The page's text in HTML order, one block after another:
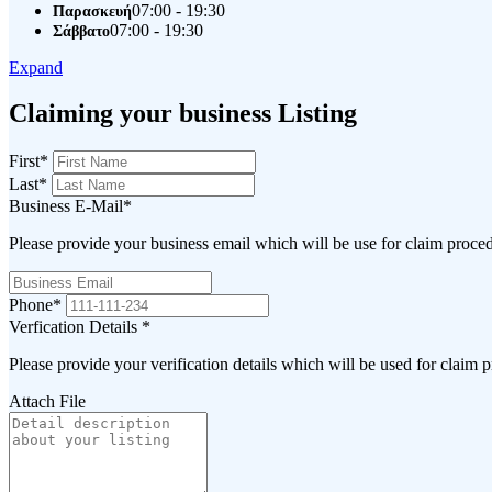
Παρασκευή07:00 - 19:30
Σάββατο07:00 - 19:30
Expand
Claiming your business Listing
First*
Last*
Business E-Mail*
Please provide your business email which will be use for claim
Phone*
Verfication Details *
Please provide your verification details which will be used for claim
Attach File